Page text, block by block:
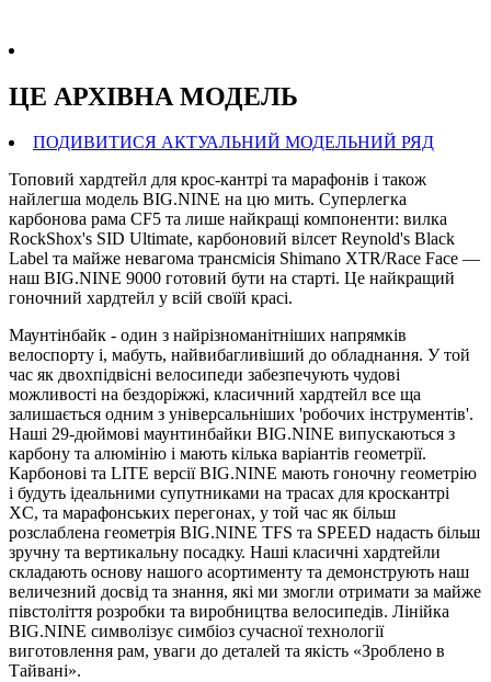
ЦЕ АРХIВНА МОДЕЛЬ
ПОДИВИТИСЯ АКТУАЛЬНИЙ МОДЕЛЬНИЙ РЯД
Топовий хардтейл для крос-кантрі та марафонів і також
найлегша модель BIG.NINE на цю мить. Суперлегка
карбонова рама CF5 та лише найкращі компоненти: вилка
RockShox's SID Ultimate, карбоновий вілсет Reynold's Black
Label та майже невагома трансмісія Shimano XTR/Race Face —
наш BIG.NINE 9000 готовий бути на старті. Це найкращий
гоночний хардтейл у всій своїй красі.
Маунтінбайк - один з найрізноманітніших напрямків
велоспорту і, мабуть, найвибагливіший до обладнання. У той
час як двохпідвісні велосипеди забезпечують чудові
можливості на бездоріжжі, класичний хардтейл все ща
залишається одним з універсальніших 'робочих інструментів'.
Наші 29-дюймові маунтинбайки BIG.NINE випускаються з
карбону та алюмінію і мають кілька варіантів геометрії.
Карбонові та LITE версії BIG.NINE мають гоночну геометрію
і будуть ідеальними супутниками на трасах для кроскантрі
XC, та марафонських перегонах, у той час як більш
розслаблена геометрія BIG.NINE TFS та SPEED надасть більш
зручну та вертикальну посадку. Наші класичні хардтейли
складають основу нашого асортименту та демонструють наш
величезний досвід та знання, які ми змогли отримати за майже
півстоліття розробки та виробництва велосипедів. Лінійка
BIG.NINE символізує симбіоз сучасної технології
виготовлення рам, уваги до деталей та якість «Зроблено в
Тайвані».